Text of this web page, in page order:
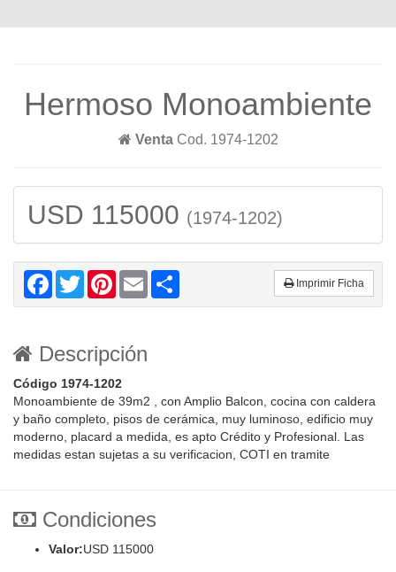
Hermoso Monoambiente
VentaCod. 1974-1202
USD 115000 (1974-1202)
Facebook
TwitterPinterest
Email Imprimir Ficha
Descripción
Código 1974-1202
Monoambiente de 39m2 , con Amplio Balcon, cocina con caldera
y baño completo, pisos de cerámica, muy luminoso, edificio muy
moderno, placard a medida, es apto Crédito y Profesional. Las
medidas estan sujetas a su verificacion, COTI en tramite
Condiciones
Valor:USD 115000